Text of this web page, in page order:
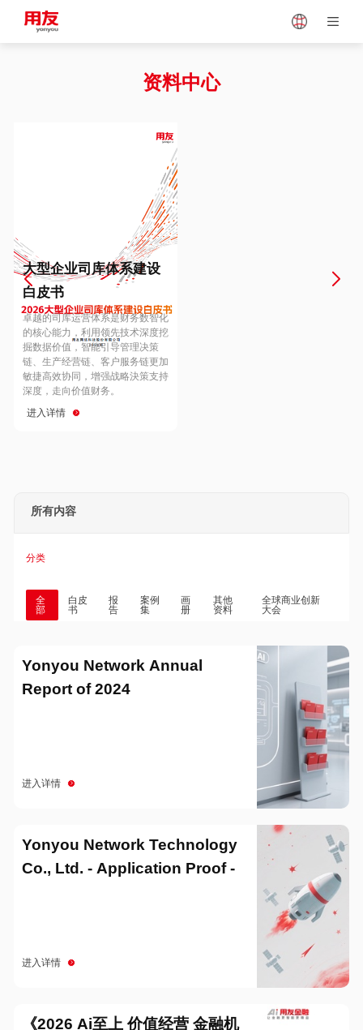
Vietnam
Europe
Hungary
Hong Kong
资料中心
大型企业司库体系建设
白皮书
卓越的司库运营体系是财务数智化
的核心能力，利用领先技术深度挖
掘数据价值，智能引导管理决策
链、生产经营链、客户服务链更加
敏捷高效协同，增强战略決策支持
深度，走向价值财务。
进入详情
所有内容
分类
全
部
白皮
书
报
告
案例
集
画
册
其他
资料
全球商业创新
大会
Yonyou Network Annual
Report of 2024
进入详情
Yonyou Network Technology
Co., Ltd. - Application Proof -
进入详情
《2026 Ai至上 价值经营 金融机